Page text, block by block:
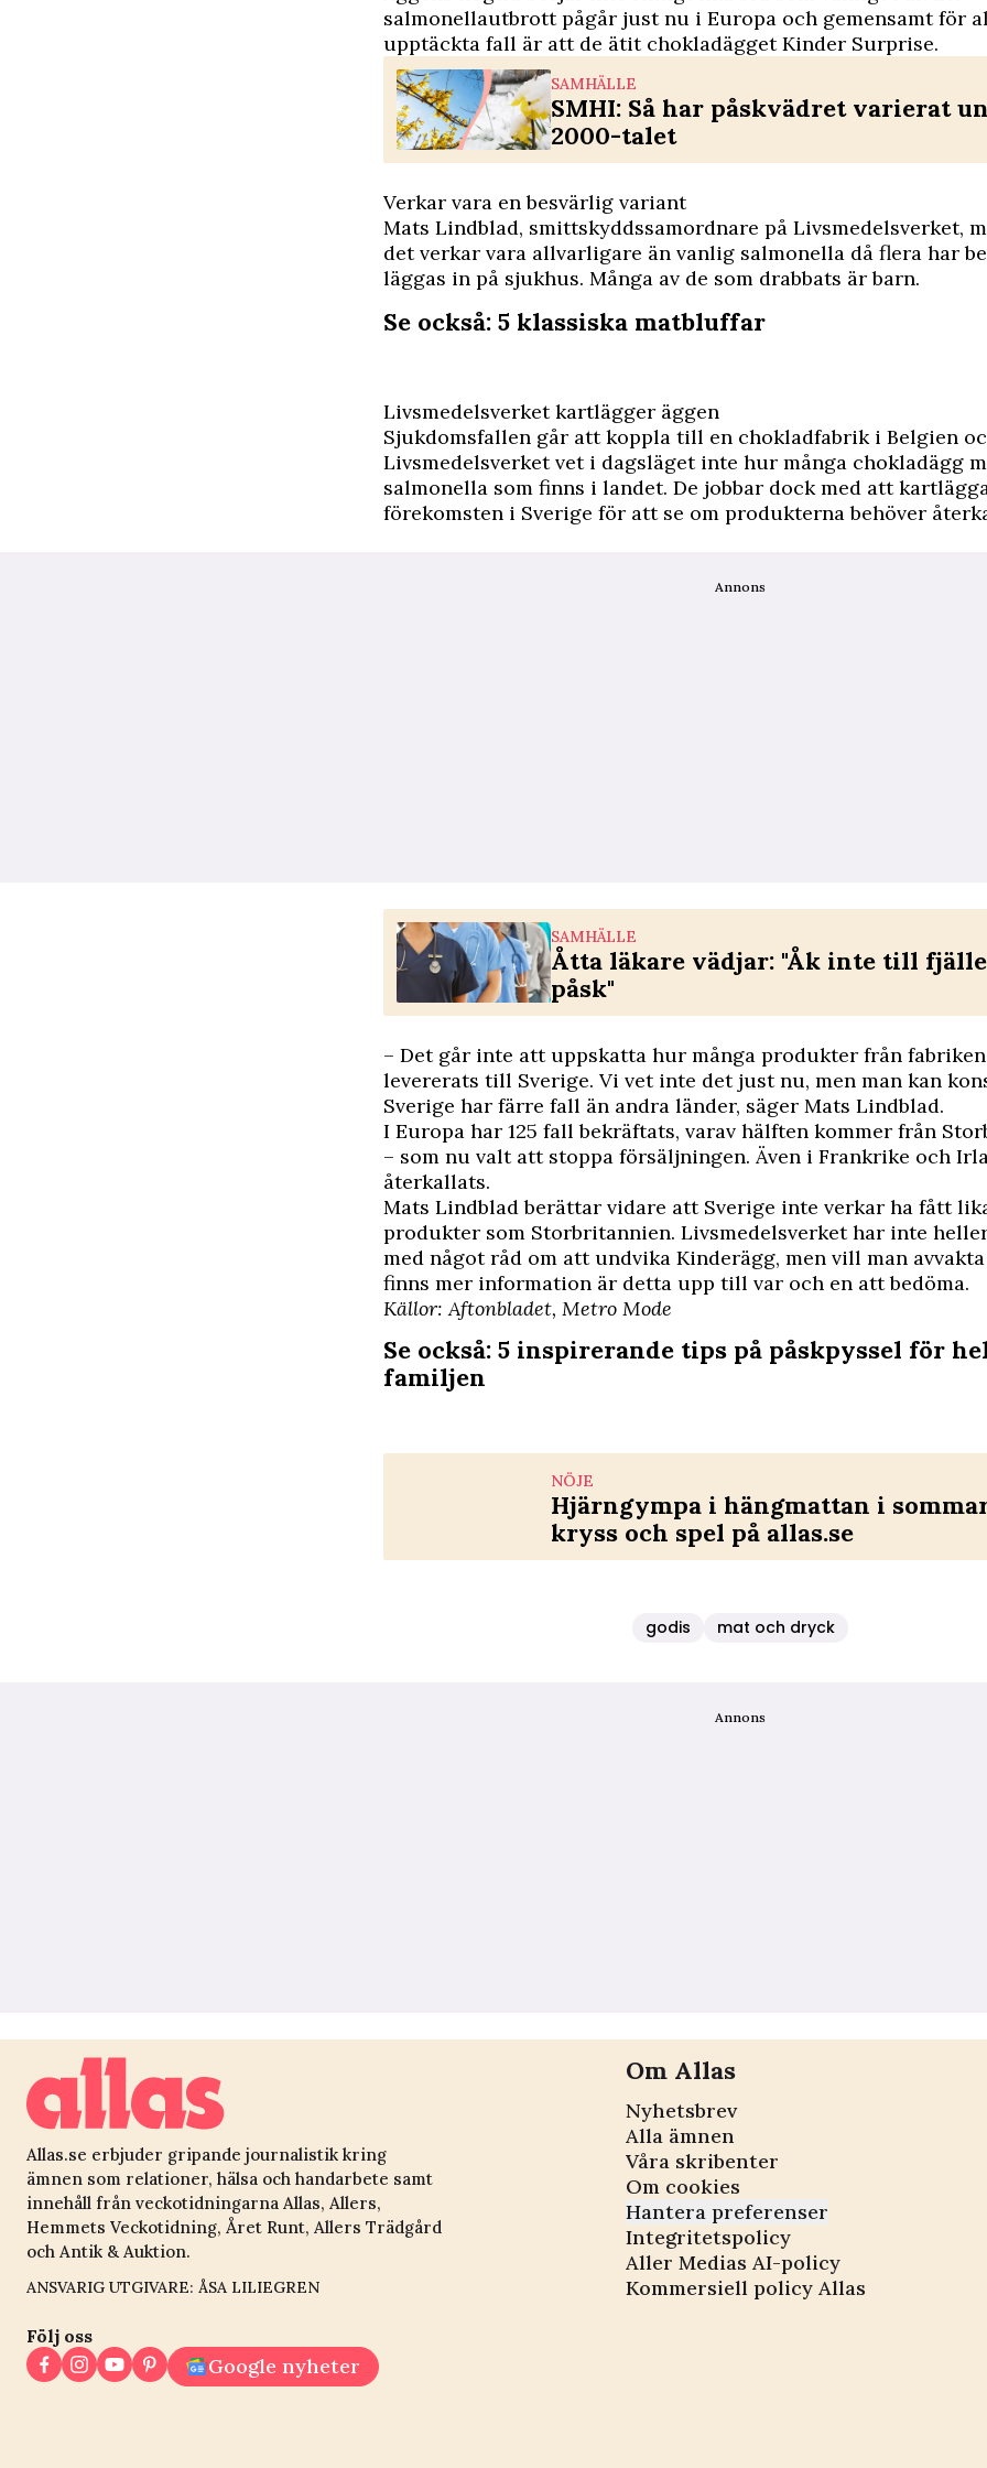
salmonellautbrott pågår just nu i Europa och gemensamt för
upptäckta fall är att de ätit chokladägget Kinder Surprise.
SAMHÄLLE
SMHI: Så har påskvädret varierat
2000-talet
Verkar vara en besvärlig variant
Mats Lindblad, smittskyddssamordnare på Livsmedelsverket,
det verkar vara allvarligare än vanlig salmonella då flera har
läggas in på sjukhus. Många av de som drabbats är barn.
Se också: 5 klassiska matbluffar
Livsmedelsverket kartlägger äggen
Sjukdomsfallen går att koppla till en chokladfabrik i Belgien
Livsmedelsverket vet i dagsläget inte hur många chokladägg
salmonella som finns i landet. De jobbar dock med att
förekomsten i Sverige för att se om produkterna behöver
Annons
SAMHÄLLE
Åtta läkare vädjar: "Åk inte till
påsk"
– Det går inte att uppskatta hur många produkter från
levererats till Sverige. Vi vet inte det just nu, men man kan
Sverige har färre fall än andra länder, säger Mats Lindblad.
I Europa har 125 fall bekräftats, varav hälften kommer från
– som nu valt att stoppa försäljningen. Även i Frankrike och
återkallats.
Mats Lindblad berättar vidare att Sverige inte verkar ha fått
produkter som Storbritannien. Livsmedelsverket har inte
med något råd om att undvika Kinderägg, men vill man
finns mer information är detta upp till var och en att bedöma.
Källor:Aftonbladet, Metro Mode
Se också: 5 inspirerande tips på påskpyssel för
familjen
NÖJE
Hjärngympa i hängmattan i
kryss och spel på allas.se
godis mat och dryck
Annons
Allas.se erbjuder gripande journalistik kring
ämnen som relationer, hälsa och handarbete samt
innehåll från veckotidningarna Allas, Allers,
Hemmets Veckotidning, Året Runt, Allers Trädgård
och Antik & Auktion.
ANSVARIG UTGIVARE: ÅSA LILIEGREN
Följ oss
Google nyheter
Om Allas
Nyhetsbrev
Alla ämnen
Våra skribenter
Om cookies
Hantera preferenser
Integritetspolicy
Aller Medias AI-policy
Kommersiell policy Allas